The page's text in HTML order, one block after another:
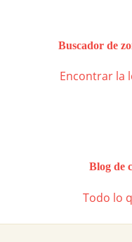
Buscador de
Encontrar la
Blog de
Todo lo